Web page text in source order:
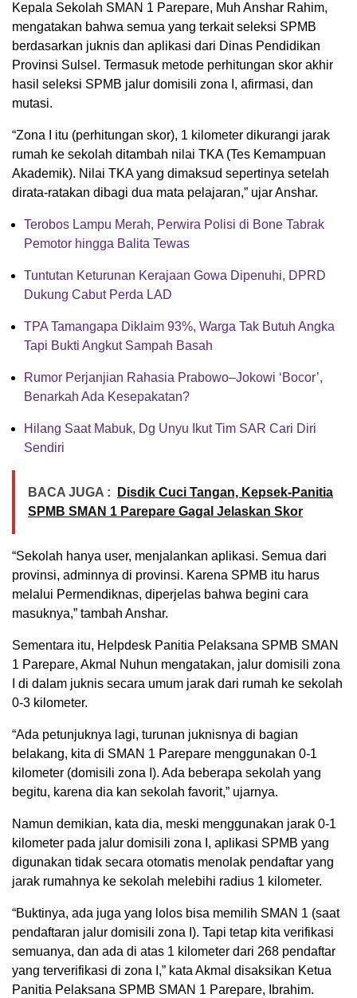
Kepala Sekolah SMAN 1 Parepare, Muh Anshar Rahim,
mengatakan bahwa semua yang terkait seleksi SPMB
berdasarkan juknis dan aplikasi dari Dinas Pendidikan
Provinsi Sulsel. Termasuk metode perhitungan skor akhir
hasil seleksi SPMB jalur domisili zona I, afirmasi, dan
mutasi.
“Zona I itu (perhitungan skor), 1 kilometer dikurangi jarak
rumah ke sekolah ditambah nilai TKA (Tes Kemampuan
Akademik). Nilai TKA yang dimaksud sepertinya setelah
dirata-ratakan dibagi dua mata pelajaran,” ujar Anshar.
Terobos Lampu Merah, Perwira Polisi di Bone Tabrak
Pemotor hingga Balita Tewas
Tuntutan Keturunan Kerajaan Gowa Dipenuhi, DPRD
Dukung Cabut Perda LAD
TPA Tamangapa Diklaim 93%, Warga Tak Butuh Angka
Tapi Bukti Angkut Sampah Basah
Rumor Perjanjian Rahasia Prabowo–Jokowi ‘Bocor’,
Benarkah Ada Kesepakatan?
Hilang Saat Mabuk, Dg Unyu Ikut Tim SAR Cari Diri
Sendiri
BACA JUGA :
Disdik Cuci Tangan, Kepsek-Panitia
SPMB SMAN 1 Parepare Gagal Jelaskan Skor
“Sekolah hanya user, menjalankan aplikasi. Semua dari
provinsi, adminnya di provinsi. Karena SPMB itu harus
melalui Permendiknas, diperjelas bahwa begini cara
masuknya,” tambah Anshar.
Sementara itu, Helpdesk Panitia Pelaksana SPMB SMAN
1 Parepare, Akmal Nuhun mengatakan, jalur domisili zona
I di dalam juknis secara umum jarak dari rumah ke sekolah
0-3 kilometer.
“Ada petunjuknya lagi, turunan juknisnya di bagian
belakang, kita di SMAN 1 Parepare menggunakan 0-1
kilometer (domisili zona I). Ada beberapa sekolah yang
begitu, karena dia kan sekolah favorit,” ujarnya.
Namun demikian, kata dia, meski menggunakan jarak 0-1
kilometer pada jalur domisili zona I, aplikasi SPMB yang
digunakan tidak secara otomatis menolak pendaftar yang
jarak rumahnya ke sekolah melebihi radius 1 kilometer.
“Buktinya, ada juga yang lolos bisa memilih SMAN 1 (saat
pendaftaran jalur domisili zona I). Tapi tetap kita verifikasi
semuanya, dan ada di atas 1 kilometer dari 268 pendaftar
yang terverifikasi di zona I,” kata Akmal disaksikan Ketua
Panitia Pelaksana SPMB SMAN 1 Parepare, Ibrahim.